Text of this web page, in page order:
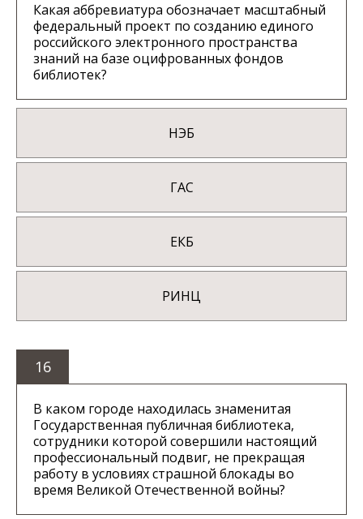
Какая аббревиатура обозначает масштабный
федеральный проект по созданию единого
российского электронного пространства
знаний на базе оцифрованных фондов
библиотек?
НЭБ
ГАС
ЕКБ
РИНЦ
16
В каком городе находилась знаменитая
Государственная публичная библиотека,
сотрудники которой совершили настоящий
профессиональный подвиг, не прекращая
работу в условиях страшной блокады во
время Великой Отечественной войны?